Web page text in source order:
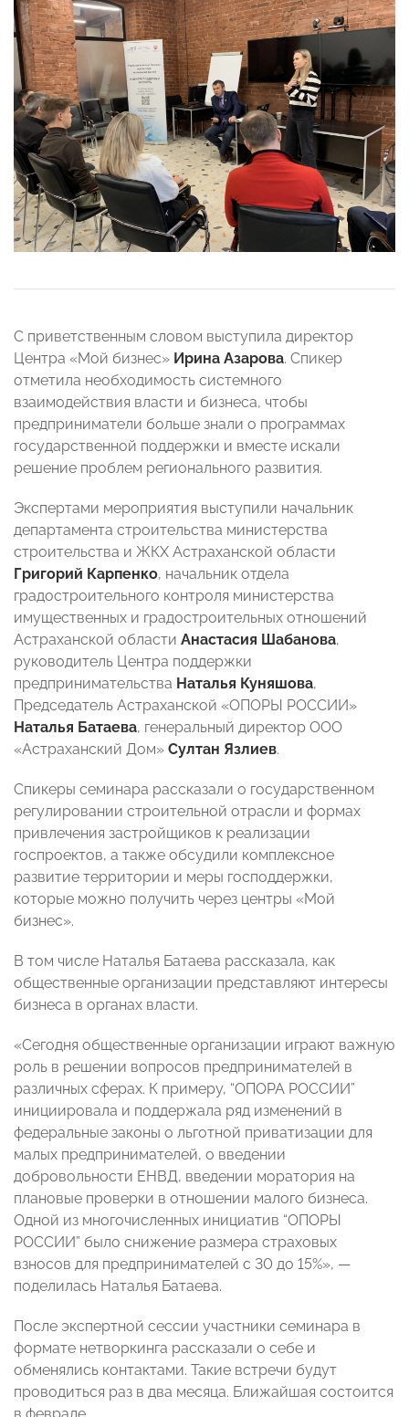
С приветственным словом выступила директор
Центра «Мой бизнес» Ирина Азарова. Спикер
отметила необходимость системного
взаимодействия власти и бизнеса, чтобы
предприниматели больше знали о программах
государственной поддержки и вместе искали
решение проблем регионального развития.
Экспертами мероприятия выступили начальник
департамента строительства министерства
строительства и ЖКХ Астраханской области
Григорий Карпенко, начальник отдела
градостроительного контроля министерства
имущественных и градостроительных отношений
Астраханской области Анастасия Шабанова,
руководитель Центра поддержки
предпринимательства Наталья Куняшова,
Председатель Астраханской «ОПОРЫ РОССИИ»
Наталья Батаева, генеральный директор ООО
«Астраханский Дом» Султан Язлиев.
Спикеры семинара рассказали о государственном
регулировании строительной отрасли и формах
привлечения застройщиков к реализации
госпроектов, а также обсудили комплексное
развитие территории и меры господдержки,
которые можно получить через центры «Мой
бизнес».
В том числе Наталья Батаева рассказала, как
общественные организации представляют интересы
бизнеса в органах власти.
«Сегодня общественные организации играют важную
роль в решении вопросов предпринимателей в
различных сферах. К примеру, “ОПОРА РОССИИ”
инициировала и поддержала ряд изменений в
федеральные законы о льготной приватизации для
малых предпринимателей, о введении
добровольности ЕНВД, введении моратория на
плановые проверки в отношении малого бизнеса.
Одной из многочисленных инициатив “ОПОРЫ
РОССИИ” было снижение размера страховых
взносов для предпринимателей с 30 до 15%», —
поделилась Наталья Батаева.
После экспертной сессии участники семинара в
формате нетворкинга рассказали о себе и
обменялись контактами. Такие встречи будут
проводиться раз в два месяца. Ближайшая состоится